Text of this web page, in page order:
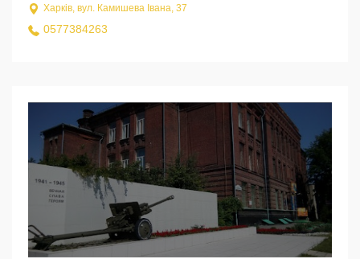
Харків, вул. Камишева Івана, 37
0577384263